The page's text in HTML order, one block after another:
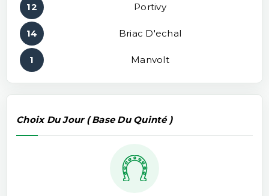
12 Portivy
14 Briac D'echal
1 Manvolt
Choix Du Jour ( Base Du Quinté )